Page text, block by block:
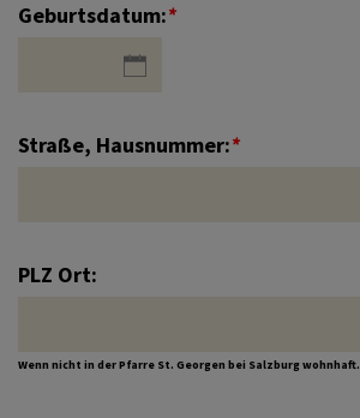
Ewiges Licht
Geburtsdatum:*
Straße, Hausnummer:*
PLZ Ort:
Wenn nicht in der Pfarre St. Georgen bei Salzburg wohnhaft.